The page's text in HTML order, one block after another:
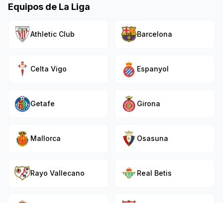
Equipos de La Liga
Athletic Club Barcelona
Celta Vigo Espanyol
Getafe Girona
Mallorca Osasuna
Rayo Vallecano Real Betis